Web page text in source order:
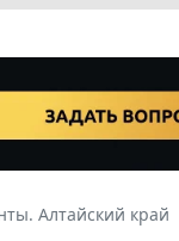
Алтайский край